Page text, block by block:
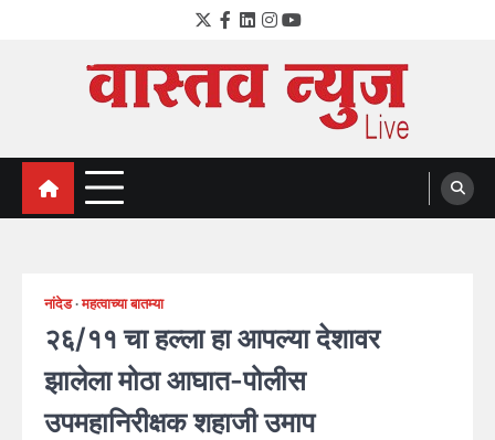
Twitter
Facebook
LinkedIn
Instagram
YouTube
VastavNEWSLive.com
a leading NEWS portal of Maharahstra
नांदेड महत्वाच्या बातम्या
२६/११ चा हल्ला हा आपल्या देशावर
झालेला मोठा आघात-पोलीस
उपमहानिरीक्षक शहाजी उमाप